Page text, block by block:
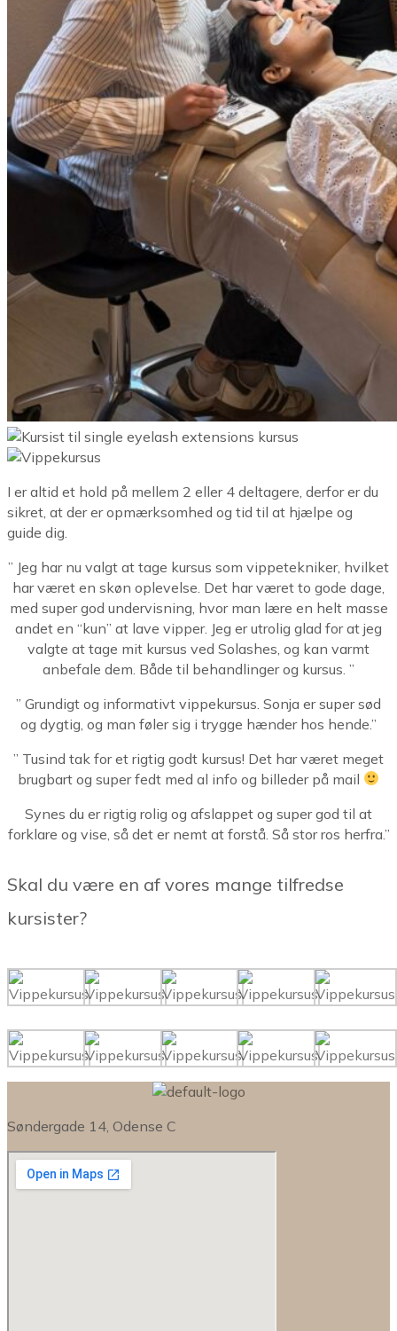
I er altid et hold på mellem 2 eller 4 deltagere, derfor er du
sikret, at der er opmærksomhed og tid til at hjælpe og
guide dig.
” Jeg har nu valgt at tage kursus som vippetekniker, hvilket
har været en skøn oplevelse. Det har været to gode dage,
med super god undervisning, hvor man lære en helt masse
andet en “kun” at lave vipper. Jeg er utrolig glad for at jeg
valgte at tage mit kursus ved Solashes, og kan varmt
anbefale dem. Både til behandlinger og kursus. ”
” Grundigt og informativt vippekursus. Sonja er super sød
og dygtig, og man føler sig i trygge hænder hos hende.”
” Tusind tak for et rigtig godt kursus! Det har været meget
brugbart og super fedt med al info og billeder på mail
Synes du er rigtig rolig og afslappet og super god til at
forklare og vise, så det er nemt at forstå. Så stor ros herfra.”
Skal du være en af vores mange tilfredse
kursister?
Søndergade 14, Odense C